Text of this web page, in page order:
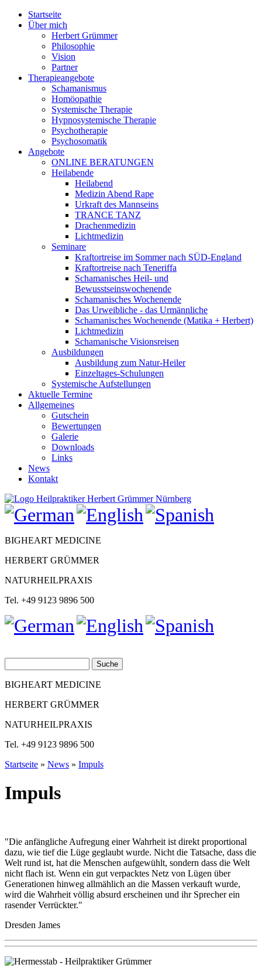
Jump to navigation
Startseite
Über mich
Herbert Grümmer
Philosophie
Vision
Partner
Therapieangebote
Schamanismus
Homöopathie
Systemische Therapie
Hypnosystemische Therapie
Psychotherapie
Psychosomatik
Angebote
ONLINE BERATUNGEN
Heilabende
Heilabend
Medizin Abend Rape
Urkraft des Mannseins
TRANCE TANZ
Drachenmedizin
Lichtmedizin
Seminare
Kraftortreise im Sommer nach SÜD-England
Kraftortreise nach Teneriffa
Schamanisches Heil- und
Bewusstseinswochenende
Schamanisches Wochenende
Das Urweibliche - das Urmännliche
Schamanisches Wochenende (Matika + Herbert)
Lichtmedizin
Schamanische Visionsreisen
Ausbildungen
Ausbildung zum Natur-Heiler
Einzeltages-Schulungen
Systemische Aufstellungen
Aktuelle Termine
Allgemeines
Gutschein
Bewertungen
Galerie
Downloads
Links
News
Kontakt
BIGHEART MEDICINE
HERBERT GRÜMMER
NATURHEILPRAXIS
Tel. +49 9123 9896 500
Suchformular
BIGHEART MEDICINE
HERBERT GRÜMMER
NATURHEILPRAXIS
Tel. +49 9123 9896 500
Startseite » News » Impuls
Impuls
"Die anfängliche Aufregung einer Wahrheit ist direkt proportional
dazu, wie tief die Lüge geglaubt wurde. Nicht die Tatsache, dass die
Welt rund ist, hat die Menschen aufgewühlt, sondern dass die Welt
nicht flach ist. Wenn ein gut verpacktes Netz von Lügen über
Generationen hinweg allmählich an die Massen verkauft wurde,
wird die Wahrheit völlig absurd erscheinen und ihr Sprecher ein
rasender Verrückter."
Dresden James